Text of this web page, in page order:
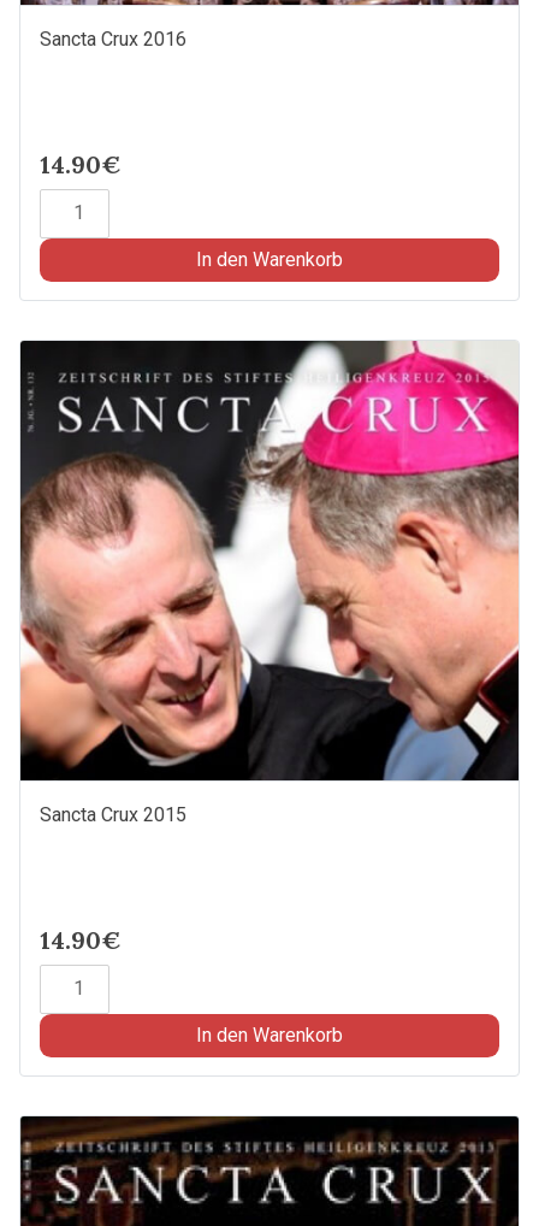
Sancta Crux 2016
14.90€
Sancta
Menge
In den Warenkorb
Sancta Crux 2015
14.90€
Sancta
Menge
In den Warenkorb